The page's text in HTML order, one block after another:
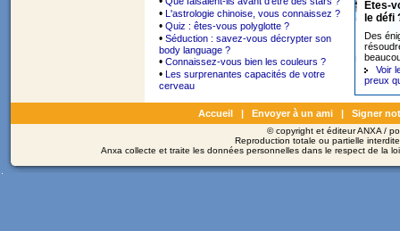
• L'astrologie chinoise, vous connaissez ?
• Quiz : êtes-vous polyglotte ?
• Séduction : savez-vous décrypter son
body language ?
• Connaissez-vous bien les couleurs ?
• Les surprenantes capacités de votre
cerveau
Etes-
le défi
Des
Voir
preux
Accueil | Envoyer à un ami | Signer
© copyright et éditeur ANXA /
Reproduction totale ou partielle
Anxa collecte et traite les données personnelles dans le respect de la